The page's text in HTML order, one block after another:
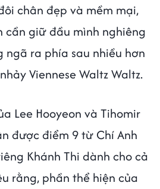
chân đẹp và mềm mại,
cần giữ đầu mình nghiêng
ra phía sau nhiều hơn
Viennese Waltz Waltz.
Lee Hooyeon và Tihomir
được điểm 9 từ Chí Anh
Khánh Thi dành cho cả
rằng, phần thể hiện của